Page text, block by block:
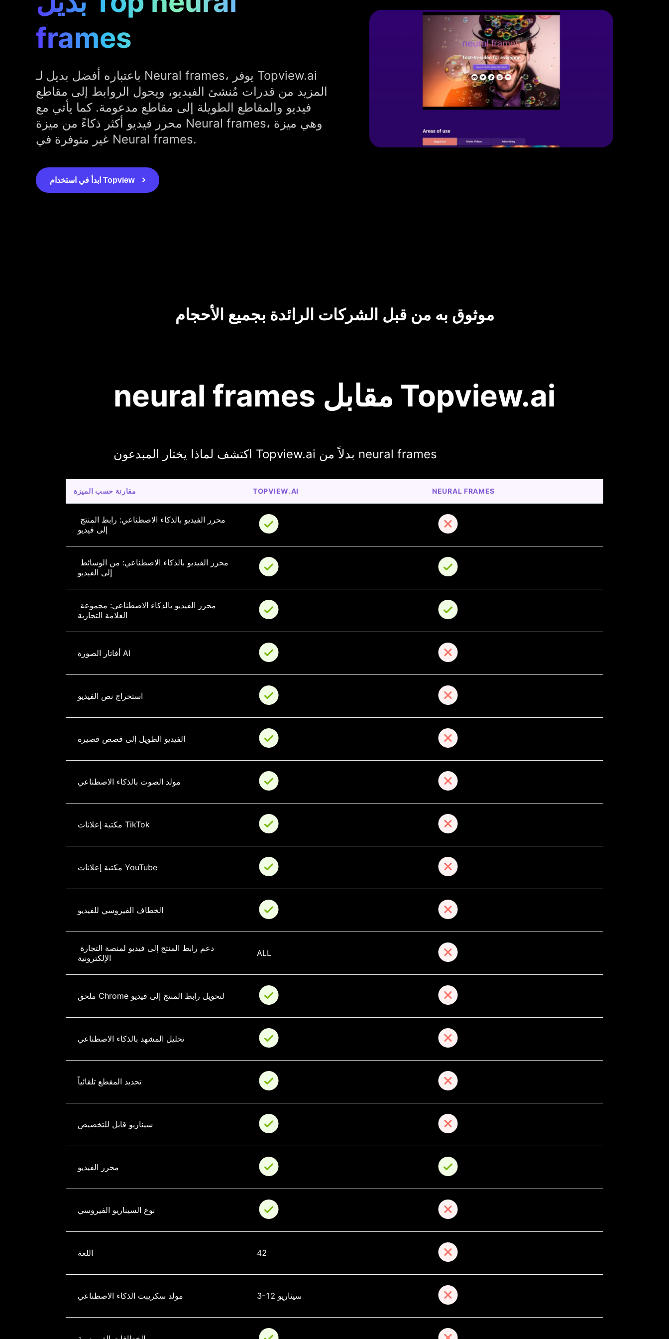
frames
باعتباره أفضل بديل لـ Neural frames، يوفر Topview.ai
المزيد من قدرات مُنشئ الفيديو، ويحول الروابط إلى مقاطع
فيديو والمقاطع الطويلة إلى مقاطع مدعومة. كما يأتي مع
محرر فيديو أكثر ذكاءً من ميزة Neural frames، وهي ميزة
غير متوفرة في Neural frames.
ابدأ في استخدام Topview
موثوق به من قبل الشركات الرائدة بجميع الأحجام
neural frames مقابل Topview.ai
اكتشف لماذا يختار المبدعون Topview.ai بدلاً من neural frames
مقارنة حسب الميزة TOPVIEW.AI NEURAL FRAMES
محرر الفيديو بالذكاء الاصطناعي: رابط المنتج
إلى فيديو
محرر الفيديو بالذكاء الاصطناعي: من الوسائط
إلى الفيديو
محرر الفيديو بالذكاء الاصطناعي: مجموعة
العلامة التجارية
أفاتار الصورة AI
استخراج نص الفيديو
الفيديو الطويل إلى قصص قصيرة
مولد الصوت بالذكاء الاصطناعي
مكتبة إعلانات TikTok
مكتبة إعلانات YouTube
الخطاف الفيروسي للفيديو
دعم رابط المنتج إلى فيديو لمنصة التجارة
الإلكترونية
ALL
ملحق Chrome لتحويل رابط المنتج إلى فيديو
تحليل المشهد بالذكاء الاصطناعي
تحديد المقطع تلقائياً
سيناريو قابل للتخصيص
محرر الفيديو
نوع السيناريو الفيروسي
اللغة 42
مولد سكريبت الذكاء الاصطناعي 3-12 سيناريو